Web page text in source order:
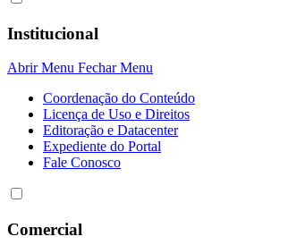
Institucional
Abrir Menu Fechar Menu
Coordenação do Conteúdo
Licença de Uso e Direitos
Editoração e Datacenter
Expediente do Portal
Fale Conosco
Comercial